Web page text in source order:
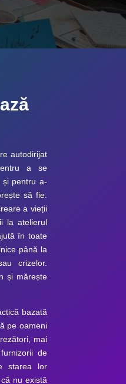
autodirijat
a se
și pentru a-
să fie.
a vieții
la atelierul
în toate
până la
crizelor.
și mărește
bazată
pe oameni
mai
de
starea lor
nu există